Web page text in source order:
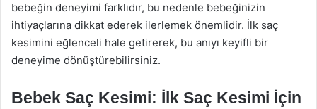
bebeğin deneyimi farklıdır, bu nedenle bebeğinizin
ihtiyaçlarına dikkat ederek ilerlemek önemlidir. İlk saç
kesimini eğlenceli hale getirerek, bu anıyı keyifli bir
deneyime dönüştürebilirsiniz.
Bebek Saç Kesimi: İlk Saç Kesimi İçin